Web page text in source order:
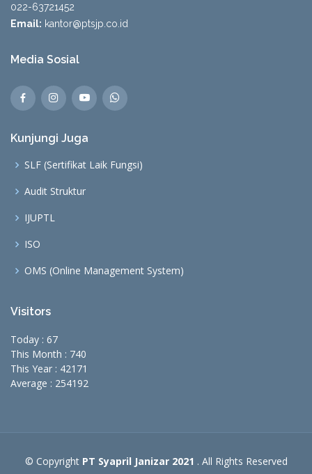
022-63721452
Email: kantor@ptsjp.co.id
Media Sosial
Kunjungi Juga
SLF (Sertifikat Laik Fungsi)
Audit Struktur
IJUPTL
ISO
OMS (Online Management System)
Visitors
Today : 67
This Month : 740
This Year : 42171
Average : 254192
© Copyright PT Syapril Janizar 2021 . All Rights Reserved